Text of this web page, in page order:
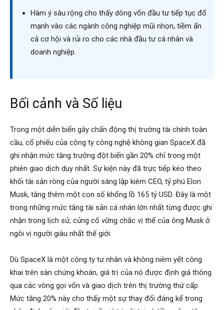
Hàm ý sâu rộng cho thấy dòng vốn đầu tư tiếp tục đổ
mạnh vào các ngành công nghiệp mũi nhọn, tiềm ẩn
cả cơ hội và rủi ro cho các nhà đầu tư cá nhân và
doanh nghiệp.
Bối cảnh và Số liệu
Trong một diễn biến gây chấn động thị trường tài chính toàn
cầu, cổ phiếu của công ty công nghệ không gian SpaceX đã
ghi nhận mức tăng trưởng đột biến gần 20% chỉ trong một
phiên giao dịch duy nhất. Sự kiện này đã trực tiếp kéo theo
khối tài sản ròng của người sáng lập kiêm CEO, tỷ phú Elon
Musk, tăng thêm một con số khổng lồ 165 tỷ USD. Đây là một
trong những mức tăng tài sản cá nhân lớn nhất từng được ghi
nhận trong lịch sử, củng cố vững chắc vị thế của ông Musk ở
ngôi vị người giàu nhất thế giới.
Dù SpaceX là một công ty tư nhân và không niêm yết công
khai trên sàn chứng khoán, giá trị của nó được định giá thông
qua các vòng gọi vốn và giao dịch trên thị trường thứ cấp.
Mức tăng 20% này cho thấy một sự thay đổi đáng kể trong